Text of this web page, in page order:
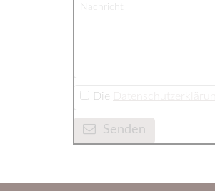
Nachricht
Die
Senden